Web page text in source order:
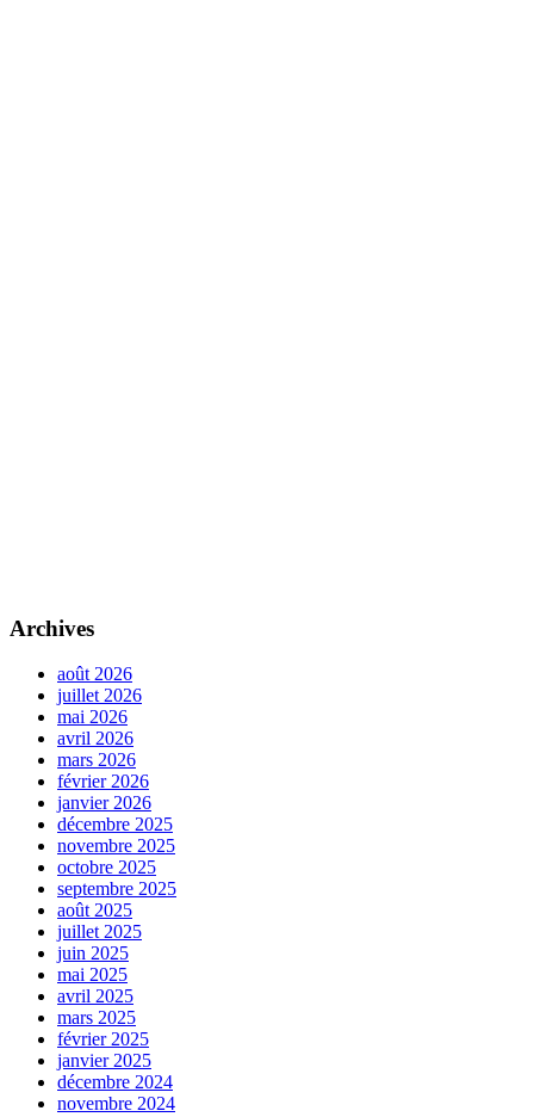
Archives
août 2026
juillet 2026
mai 2026
avril 2026
mars 2026
février 2026
janvier 2026
décembre 2025
novembre 2025
octobre 2025
septembre 2025
août 2025
juillet 2025
juin 2025
mai 2025
avril 2025
mars 2025
février 2025
janvier 2025
décembre 2024
novembre 2024